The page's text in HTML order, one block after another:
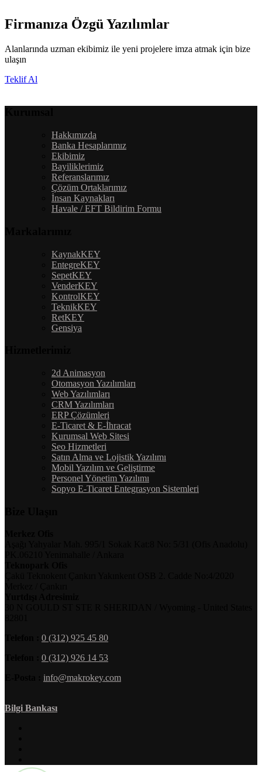
Firmanıza Özgü Yazılımlar
Alanlarında uzman ekibimiz ile yeni projelere imza atmak için bize
ulaşın
Teklif Al
Hakkımızda
Banka Hesaplarımız
Ekibimiz
Bayiliklerimiz
Referanslarımız
Çözüm Ortaklarımız
İnsan Kaynakları
Havale / EFT Bildirim Formu
KaynakKEY
EntegreKEY
SepetKEY
VenderKEY
KontrolKEY
TeknikKEY
RetKEY
Gensiya
2d Animasyon
Otomasyon Yazılımları
Web Yazılımları
CRM Yazılımları
ERP Çözümleri
E-Ticaret & E-İhracat
Kurumsal Web Sitesi
Seo Hizmetleri
Satın Alma ve Lojistik Yazılımı
Mobil Yazılım ve Geliştirme
Personel Yönetim Yazılımı
Sopyo E-Ticaret Entegrasyon Sistemleri
0 (312) 925 45 80
0 (312) 926 14 53
info@makrokey.com
Bilgi Bankası